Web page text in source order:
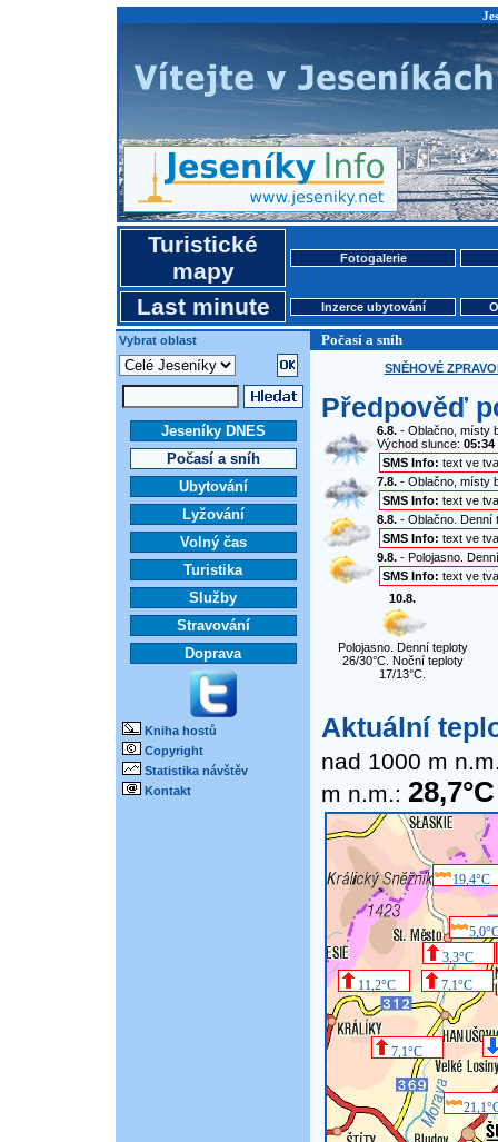
Turistické
mapy
Fotogalerie
Last minute Inzerce ubytování
Vybrat oblast Počasí a sníh
Jeseníky DNES
Počasí a sníh
Ubytování
Lyžování
Volný čas
Turistika
Služby
Stravování
Doprava
Kniha hostů
Copyright
Statistika návštěv
Kontakt
SNĚHOVÉ
Předpověď
6.8. - Oblačno, místy
Východ slunce: 05:34
SMS Info: text ve
7.8. - Oblačno, místy
SMS Info: text ve
8.8. - Oblačno. Denní
SMS Info: text ve
9.8. - Polojasno.
SMS Info: text ve
10.8.
Polojasno. Denní teploty
26/30°C. Noční teploty
17/13°C.
Aktuální
nad 1000 m
m n.m.: 28,7°C
3,3°C
11,2°C
7,1°C
19,4°C
7,1°C